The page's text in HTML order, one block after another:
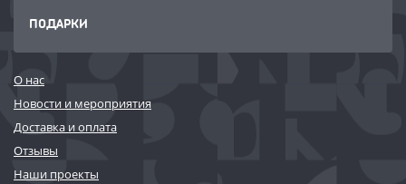
ПОДАРКИ
О нас
Новости и мероприятия
Доставка и оплата
Отзывы
Наши проекты